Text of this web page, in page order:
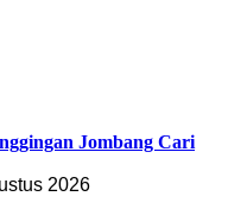
Jombang Cari
2026